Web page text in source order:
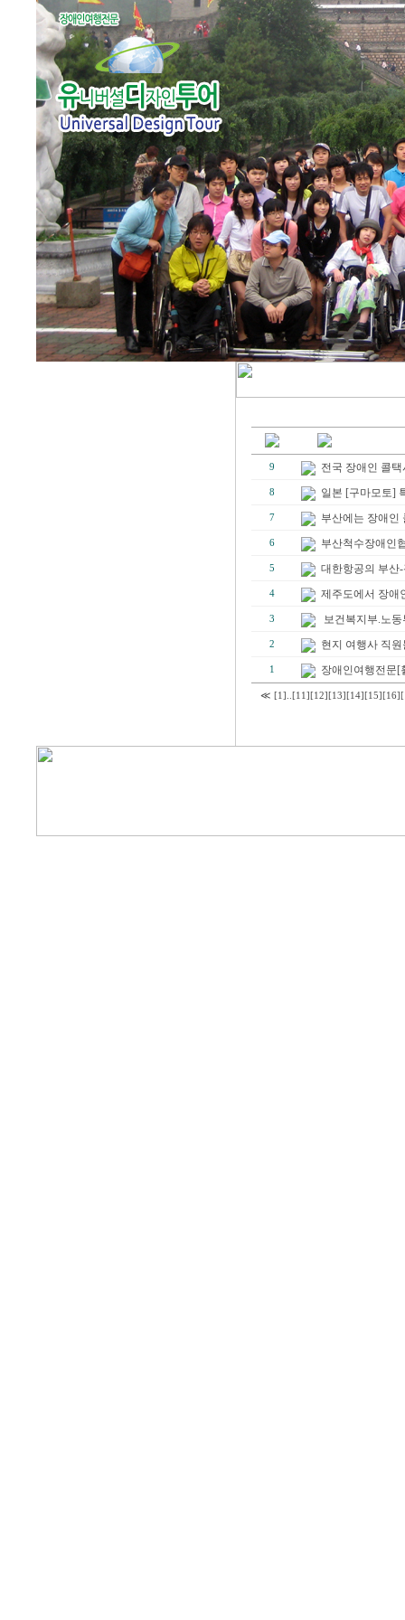
9 전국 장애인 콜
8 일본 [구마모토]
7 부산에는 장애인
6 부산척수장애인
5 대한항공의 부산
4 제주도에서 장애
3 보건복지부.노
2 현지 여행사 직
1 장애인여행전문[
≪ [1] [11] [12] [13] [14] [15] [16]